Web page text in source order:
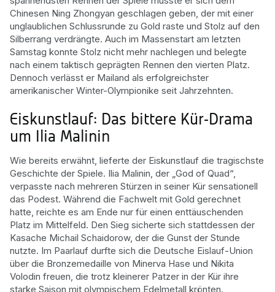
Chinesen Ning Zhongyan geschlagen geben, der mit einer
unglaublichen Schlussrunde zu Gold raste und Stolz auf den
Silberrang verdrängte. Auch im Massenstart am letzten
Samstag konnte Stolz nicht mehr nachlegen und belegte
nach einem taktisch geprägten Rennen den vierten Platz.
Dennoch verlässt er Mailand als erfolgreichster
amerikanischer Winter-Olympionike seit Jahrzehnten.
Eiskunstlauf: Das bittere Kür-Drama
um Ilia Malinin
Wie bereits erwähnt, lieferte der Eiskunstlauf die tragischste
Geschichte der Spiele. Ilia Malinin, der „God of Quad“,
verpasste nach mehreren Stürzen in seiner Kür sensationell
das Podest. Während die Fachwelt mit Gold gerechnet
hatte, reichte es am Ende nur für einen enttäuschenden
Platz im Mittelfeld. Den Sieg sicherte sich stattdessen der
Kasache Michail Schaidorow, der die Gunst der Stunde
nutzte. Im Paarlauf durfte sich die Deutsche Eislauf-Union
über die Bronzemedaille von Minerva Hase und Nikita
Volodin freuen, die trotz kleinerer Patzer in der Kür ihre
starke Saison mit olympischem Edelmetall krönten.